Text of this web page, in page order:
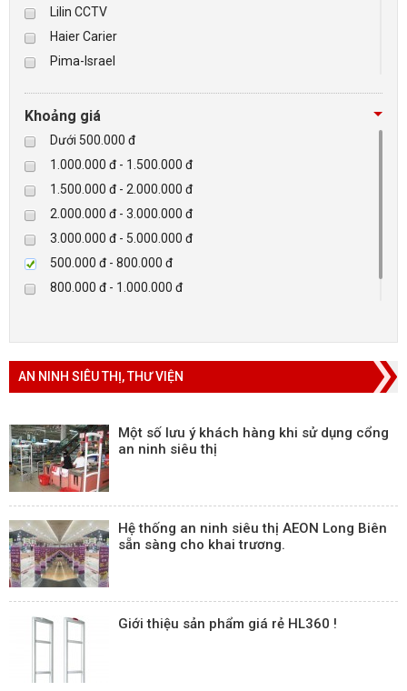
Lilin CCTV
Haier Carier
Pima-Israel
Checkpoint
Paradox-Canada
D-max
HIKVISON
Eguard
Khác
Rapiscan
Khoảng giá
Dưới 500.000 đ
1.000.000 đ - 1.500.000 đ
1.500.000 đ - 2.000.000 đ
2.000.000 đ - 3.000.000 đ
3.000.000 đ - 5.000.000 đ
500.000 đ - 800.000 đ
800.000 đ - 1.000.000 đ
AN NINH SIÊU THỊ, THƯ VIỆN
Một số lưu ý khách hàng khi sử dụng cổng
an ninh siêu thị
Hệ thống an ninh siêu thị AEON Long Biên
sẵn sàng cho khai trương.
Giới thiệu sản phẩm giá rẻ HL360 !
BÁO ĐỘNG, BÁO CHÁY
NHÀ THÔNG MINH
LIÊN HỆ